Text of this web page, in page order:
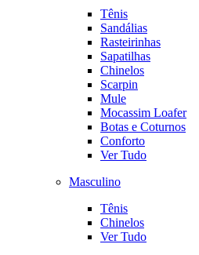
Tênis
Sandálias
Rasteirinhas
Sapatilhas
Chinelos
Scarpin
Mule
Mocassim Loafer
Botas e Coturnos
Conforto
Ver Tudo
Masculino
Tênis
Chinelos
Ver Tudo